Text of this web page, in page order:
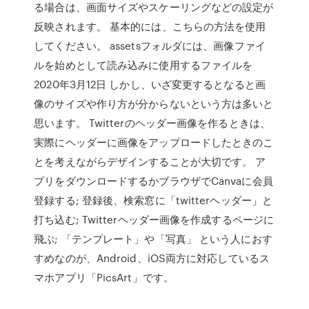
る場合は、画面サイズやスケーリングなどの設定が
反映されます。 基本的には、こちらの方法を使用
してください。 assetsフォルダには、画像ファイ
ルを始めとして読み込みに使用するファイルを
2020年3月12日 しかし、いざ変更するとなると画
像のサイズや作り方が分からないという方は多いと
思います。 Twitterのヘッダー画像を作るときは、
実際にヘッダーに画像をアップロードしたときのこ
とを考えながらデザインすることが大切です。 ア
プリをダウンロードするかブラウザでCanvaに会員
登録する; 登録後、検索窓に「twitterヘッダー」と
打ち込む; Twitterヘッダー画像を作成するページに
飛ぶ; 「テンプレート」や「写真」 という人におす
すめなのが、Android、iOS両方に対応しているス
マホアプリ「PicsArt」です。